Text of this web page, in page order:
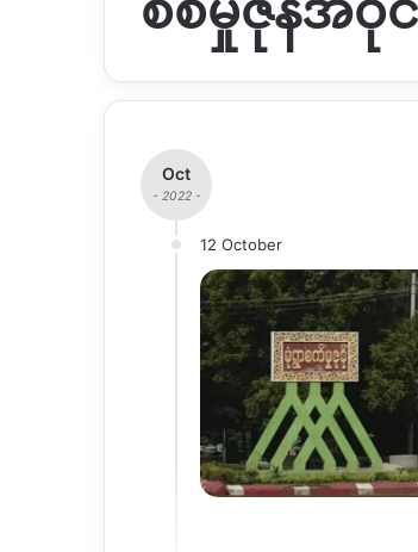
Oct
- 2022 -
12 October